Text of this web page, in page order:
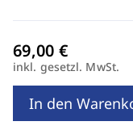
inkl. gesetzl. MwSt.
In den